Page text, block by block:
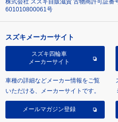
株式会社 スズキ自販滋賀 古物商許可証番
601010800061号
スズキメーカーサイト
スズキ四輪車
メーカーサイト
車種の詳細などメーカー情報をご覧
いただける、メーカーサイトです。
メールマガジン登録